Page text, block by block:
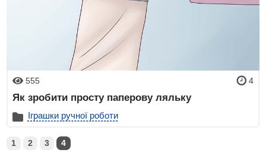
555 4
Як зробити просту паперову ляльку
Іграшки ручної роботи
1 2 3 4